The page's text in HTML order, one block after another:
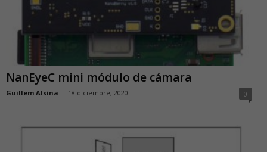
NanEyeC mini módulo de cámara
Guillem Alsina - 18 diciembre, 2020 0